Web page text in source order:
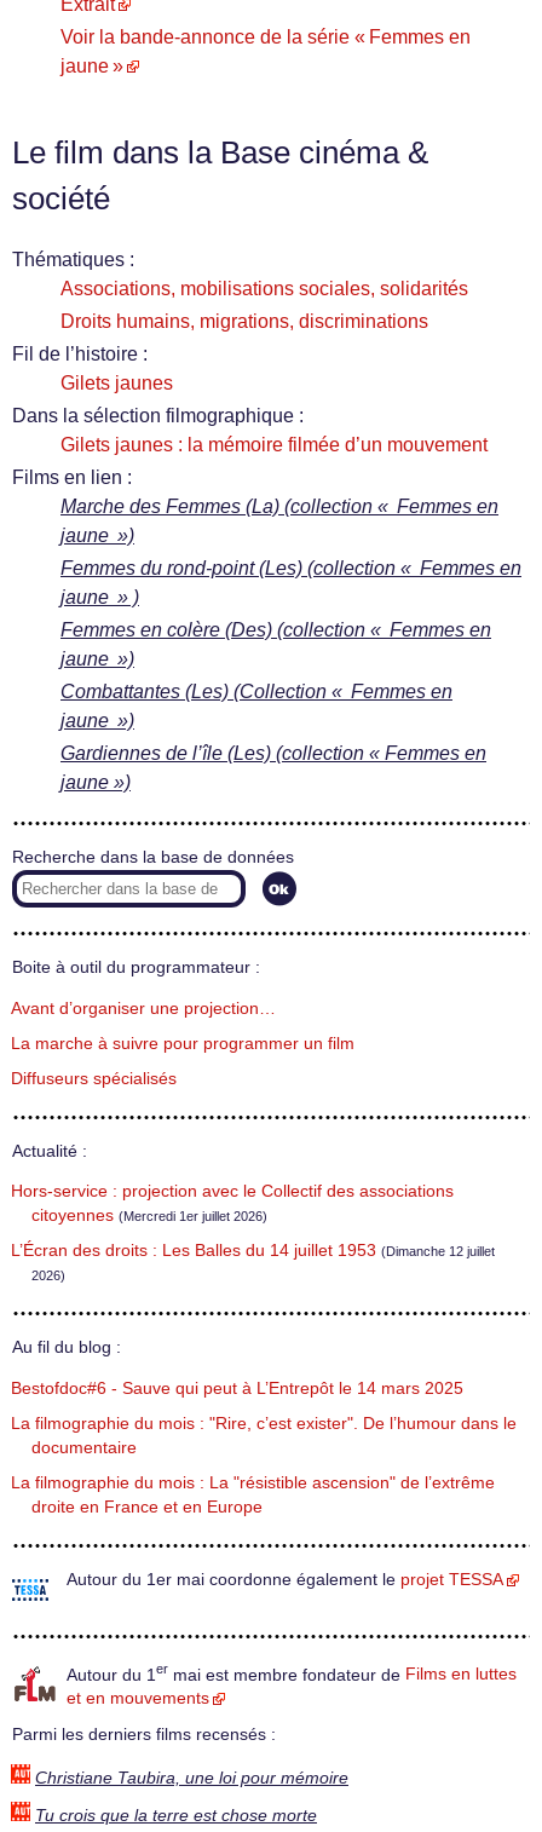
Extrait
Voir la bande-annonce de la série « Femmes en
jaune »
Le film dans la Base cinéma &
société
Thématiques :
Associations, mobilisations sociales, solidarités
Droits humains, migrations, discriminations
Fil de l’histoire :
Gilets jaunes
Dans la sélection filmographique :
Gilets jaunes : la mémoire filmée d’un mouvement
Films en lien :
Marche des Femmes (La) (collection « Femmes en
jaune »)
Femmes du rond-point (Les) (collection « Femmes en
jaune » )
Femmes en colère (Des) (collection « Femmes en
jaune »)
Combattantes (Les) (Collection « Femmes en
jaune »)
Gardiennes de l’île (Les) (collection « Femmes en
jaune »)
Recherche dans la base de données
Boite à outil du programmateur :
Avant d’organiser une projection…
La marche à suivre pour programmer un film
Diffuseurs spécialisés
Actualité :
Hors-service : projection avec le Collectif des associations
citoyennes (Mercredi 1er juillet 2026)
L’Écran des droits : Les Balles du 14 juillet 1953 (Dimanche 12 juillet
2026)
Au fil du blog :
Bestofdoc#6 - Sauve qui peut à L’Entrepôt le 14 mars 2025
La filmographie du mois : "Rire, c’est exister". De l’humour dans le
documentaire
La filmographie du mois : La "résistible ascension" de l’extrême
droite en France et en Europe
Autour du 1er mai coordonne également le projet TESSA
Autour du 1 er mai est membre fondateur de Films en luttes
et en mouvements
Parmi les derniers films recensés :
Christiane Taubira, une loi pour mémoire
Tu crois que la terre est chose morte